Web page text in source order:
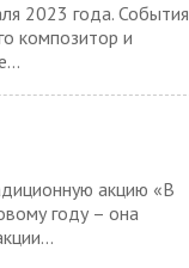
2023 года. События
композитор и
акцию «В
году – она